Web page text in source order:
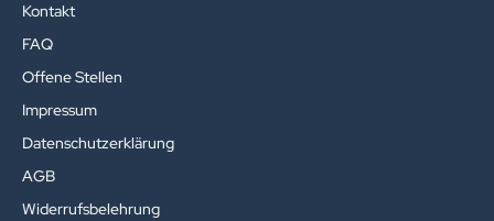
Kontakt
FAQ
Offene Stellen
Impressum
Datenschutzerklärung
AGB
Widerrufsbelehrung